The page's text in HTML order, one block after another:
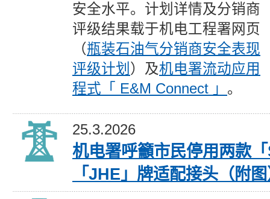
安全水平。计划详情及分销商
评级结果载于机电工程署网页
（瓶装石油气分销商安全表现
评级计划 ）及机电署流动应用
程式「 E&M Connect 」 。
25.3.2026
机电署呼籲市民停用两款
「JHE」牌适配接头（附